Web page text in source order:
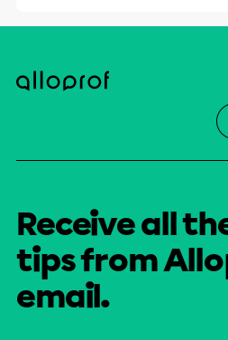
Receive all
tips from
email.